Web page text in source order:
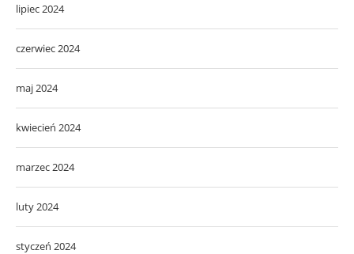
lipiec 2024
czerwiec 2024
maj 2024
kwiecień 2024
marzec 2024
luty 2024
styczeń 2024